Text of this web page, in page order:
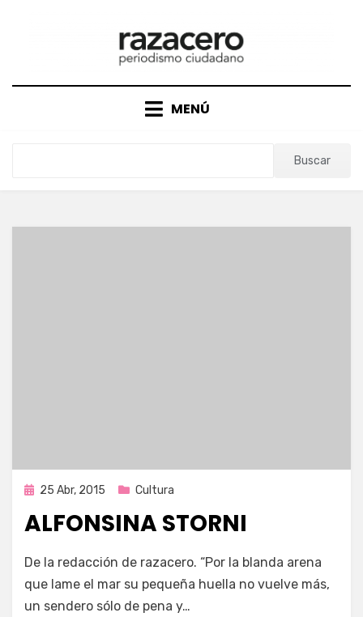
MENÚ
Buscar
Publicada
25 Abr, 2015 Cultura
ALFONSINA STORNI
por Enrique
De la redacción de razacero. “Por la blanda arena
que lame el mar su pequeña huella no vuelve más,
un sendero sólo de pena y…